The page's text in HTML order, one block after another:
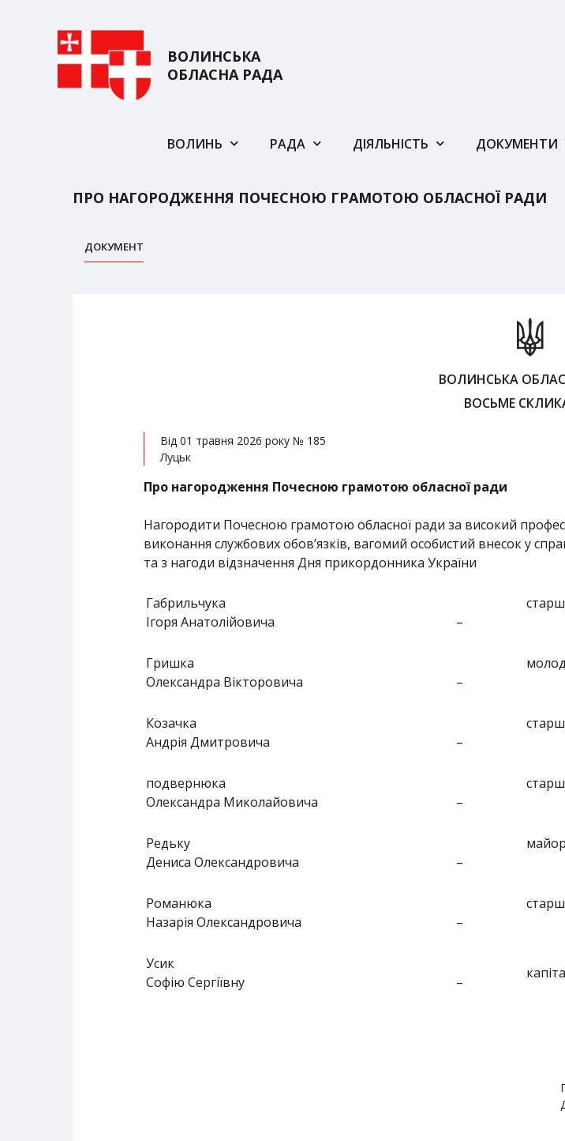
ВОЛИНСЬКА
ОБЛАСНА РАДА
ВОЛИНЬ РАДА ДІЯЛЬНІСТЬ ДОКУМЕНТИ
ПРО НАГОРОДЖЕННЯ ПОЧЕСНОЮ ГРАМОТОЮ ОБЛАСНОЇ РАДИ
ДОКУМЕНТ
ВОЛИНСЬКА
ВОСЬМЕ
Від 01 травня 2026 року № 185
Луцьк
Про нагородження Почесною грамотою обласної ради
Нагородити Почесною грамотою обласної ради за високий
виконання службових обов’язків, вагомий особистий внесок у
та з нагоди відзначення Дня прикордонника України
Габрильчука
Ігоря Анатолійовича
–
Гришка
Олександра Вікторовича
–
Козачка
Андрія Дмитровича
–
подвернюка
Олександра Миколайовича
–
Редьку
Дениса Олександровича
–
Романюка
Назарія Олександровича
–
Усик
Софію Сергіївну
–